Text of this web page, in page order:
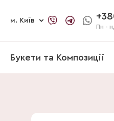
м. Київ
Пн -
Букети та Композиції